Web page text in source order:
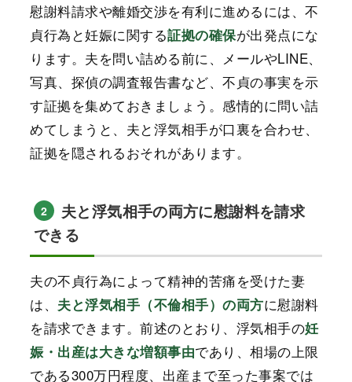
慰謝料請求や離婚交渉を有利に進めるには、不
貞行為と妊娠に関する証拠の確保が出発点にな
ります。夫を問い詰める前に、メールやLINE、
写真、探偵の調査報告書など、不貞の事実を示
す証拠を集めておきましょう。感情的に問い詰
めてしまうと、夫と浮気相手が口裏を合わせ、
証拠を隠されるおそれがあります。
2
夫と浮気相手の両方に慰謝料を請求
できる
夫の不貞行為によって精神的苦痛を受けた妻
は、 夫と浮気相手（不倫相手）の両方に慰謝料
を請求できます。前述のとおり、浮気相手の妊
娠・出産は大きな増額事由であり、相場の上限
である300万円程度、出産まで至った事案では